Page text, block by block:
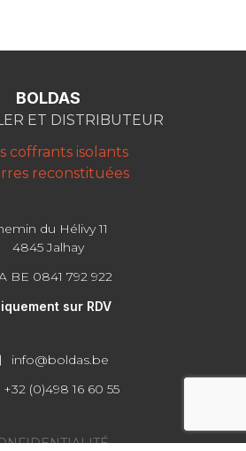
BOLDAS
ET DISTRIBUTEUR
coffrants isolants
reconstituées
du Hélivy 11
4845 Jalhay
BE 0841 792 922
sur RDV
info@boldas.be
+32 (0)498 16 60 55